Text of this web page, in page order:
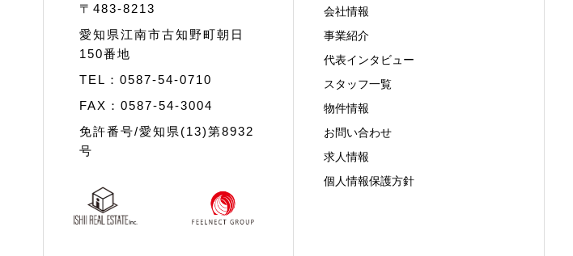
〒483-8213
愛知県江南市古知野町朝日
150番地
TEL：0587-54-0710
FAX：0587-54-3004
免許番号/愛知県(13)第8932
号
会社情報
事業紹介
代表インタビュー
スタッフ一覧
物件情報
お問い合わせ
求人情報
個人情報保護方針